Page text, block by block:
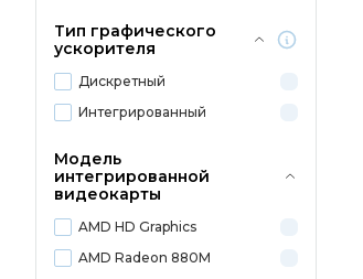
Тип графического
ускорителя
Дискретный
Интегрированный
Модель
интегрированной
видеокарты
AMD HD Graphics
AMD Radeon 880M